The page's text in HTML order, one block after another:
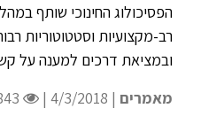
הפסיכולוג החינוכי שותף
רב-מקצועיות וסטטוטוריות
ובמציאת דרכים למענה על
מאמרים | 4/3/2018 |